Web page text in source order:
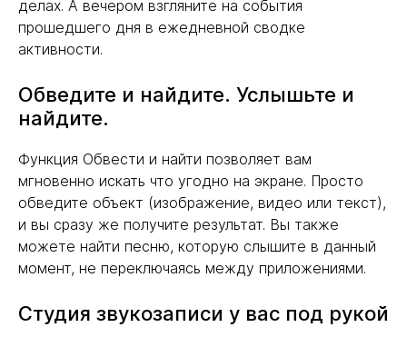
делах. А вечером взгляните на события
прошедшего дня в ежедневной сводке
активности.
Обведите и найдите. Услышьте и
найдите.
Функция Обвести и найти позволяет вам
мгновенно искать что угодно на экране. Просто
обведите объект (изображение, видео или текст),
и вы сразу же получите результат. Вы также
можете найти песню, которую слышите в данный
момент, не переключаясь между приложениями.
Студия звукозаписи у вас под рукой